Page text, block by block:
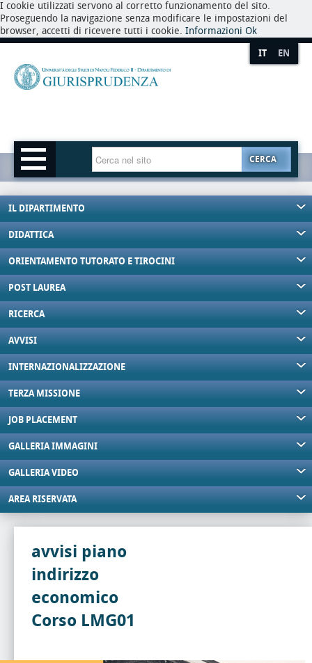
I cookie utilizzati servono al corretto funzionamento del sito.
Proseguendo la navigazione senza modificare le impostazioni del
browser, accetti di ricevere tutti i cookie. Informazioni Ok
IT EN
CERCA
IL DIPARTIMENTO
DIDATTICA
ORIENTAMENTO TUTORATO E TIROCINI
POST LAUREA
RICERCA
AVVISI
INTERNAZIONALIZZAZIONE
TERZA MISSIONE
JOB PLACEMENT
GALLERIA IMMAGINI
GALLERIA VIDEO
AREA RISERVATA
avvisi piano
indirizzo
economico
Corso LMG01